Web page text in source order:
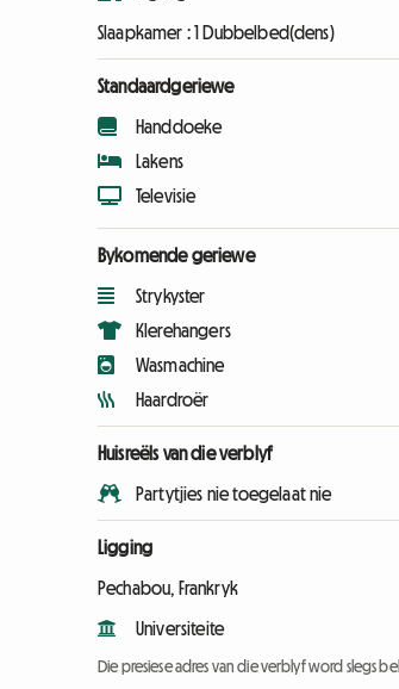
Slaapkamer :1 Dubbelbed(dens)
Standaardgeriewe
Handdoeke
Lakens
Televisie
Bykomende geriewe
Strykyster
Klerehangers
Wasmachine
Haardroër
Huisreëls van die verblyf
Partytjies nie toegelaat nie
Ligging
Pechabou, Frankryk
Universiteite
Die presiese adres van die verblyf word slegs